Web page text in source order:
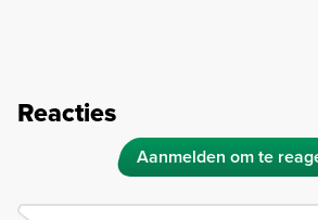
Reacties
Aanmelden om te